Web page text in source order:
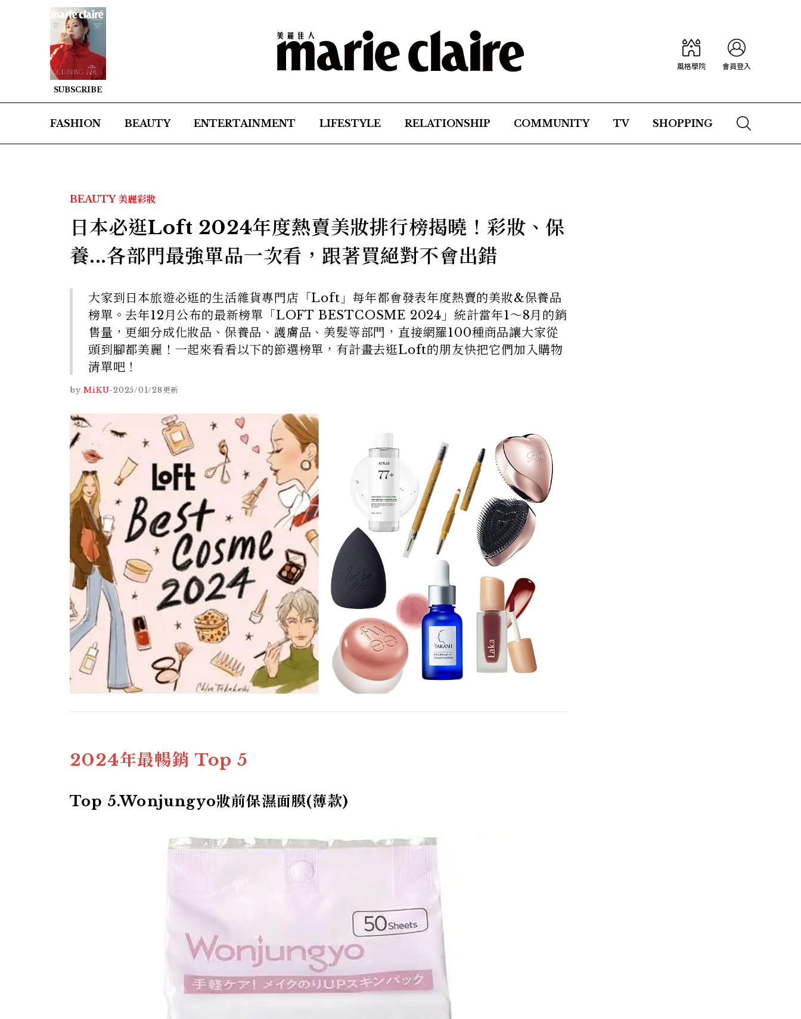
SUBSCRIBE
風格學院 會員登入
FASHION BEAUTY ENTERTAINMENT LIFESTYLE RELATIONSHIP COMMUNITY TV SHOPPING
BEAUTY 美麗彩妝
日本必逛Loft 2024年度熱賣美妝排行榜揭曉！彩妝、保
養...各部門最強單品一次看，跟著買絕對不會出錯
大家到日本旅遊必逛的生活雜貨專門店「Loft」每年都會發表年度熱賣的美妝&保養品
榜單。去年12月公布的最新榜單「LOFT BESTCOSME 2024」統計當年1～8月的銷
售量，更細分成化妝品、保養品、護膚品、美髮等部門，直接網羅100種商品讓大家從
頭到腳都美麗！一起來看看以下的節選榜單，有計畫去逛Loft的朋友快把它們加入購物
清單吧！
by MiKU-2025/01/28更新
2024年最暢銷 Top 5
Top 5.Wonjungyo妝前保濕面膜(薄款)